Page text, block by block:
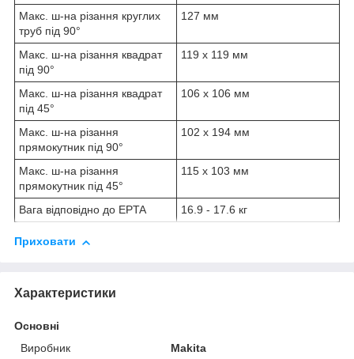
Макс. ш-на різання круглих
труб під 90°
127 мм
Макс. ш-на різання квадрат
під 90°
119 x 119 мм
Макс. ш-на різання квадрат
під 45°
106 х 106 мм
Макс. ш-на різання
прямокутник під 90°
102 х 194 мм
Макс. ш-на різання
прямокутник під 45°
115 х 103 мм
Вага відповідно до EPTA 16.9 - 17.6 кг
Приховати
Характеристики
Основні
Виробник
Makita